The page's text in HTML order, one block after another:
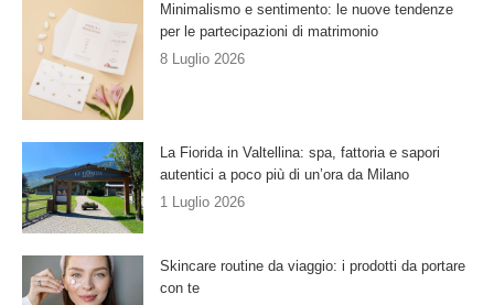
Minimalismo e sentimento: le nuove tendenze
per le partecipazioni di matrimonio
8 Luglio 2026
La Fiorida in Valtellina: spa, fattoria e sapori
autentici a poco più di un’ora da Milano
1 Luglio 2026
Skincare routine da viaggio: i prodotti da portare
con te